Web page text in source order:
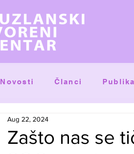
Novosti Članci
Zašto nas se
Aug 22, 2024